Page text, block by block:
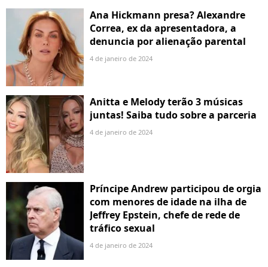
Ana Hickmann presa? Alexandre
Correa, ex da apresentadora, a
denuncia por alienação parental
4 de janeiro de 2024
Anitta e Melody terão 3 músicas
juntas! Saiba tudo sobre a parceria
4 de janeiro de 2024
Príncipe Andrew participou de orgia
com menores de idade na ilha de
Jeffrey Epstein, chefe de rede de
tráfico sexual
4 de janeiro de 2024